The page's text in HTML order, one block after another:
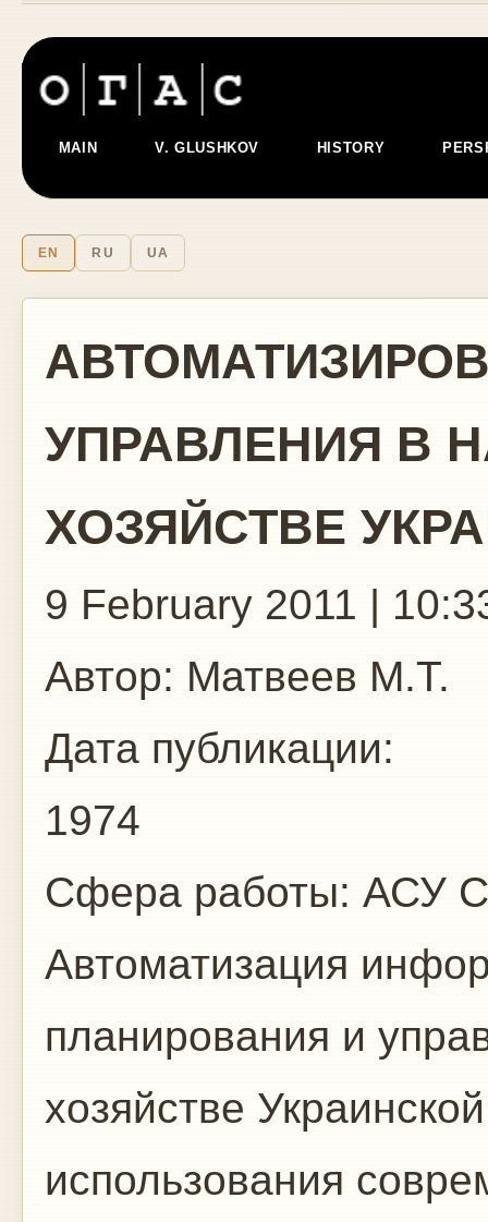
MAIN V. GLUSHKOV HISTORY
EN RU UA
УПРАВЛЕНИЯ В
ХОЗЯЙСТВЕ
9 February 2011 |
Автор: Матвеев М.Т.
Дата публикации:
1974
Сфера работы: АСУ
Автоматизация
планирования и
хозяйстве
ис­пользования